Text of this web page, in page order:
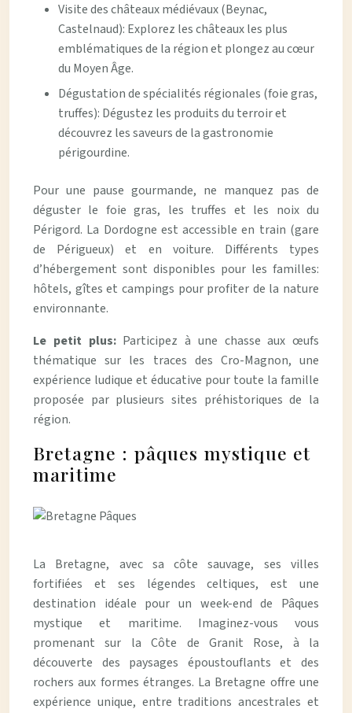
Visite des châteaux médiévaux (Beynac,
Castelnaud): Explorez les châteaux les plus
emblématiques de la région et plongez au cœur
du Moyen Âge.
Dégustation de spécialités régionales (foie gras,
truffes): Dégustez les produits du terroir et
découvrez les saveurs de la gastronomie
périgourdine.
Pour une pause gourmande, ne manquez pas de
déguster le foie gras, les truffes et les noix du
Périgord. La Dordogne est accessible en train (gare
de Périgueux) et en voiture. Différents types
d’hébergement sont disponibles pour les familles:
hôtels, gîtes et campings pour profiter de la nature
environnante.
Le petit plus: Participez à une chasse aux œufs
thématique sur les traces des Cro-Magnon, une
expérience ludique et éducative pour toute la famille
proposée par plusieurs sites préhistoriques de la
région.
Bretagne : pâques mystique et
maritime
La Bretagne, avec sa côte sauvage, ses villes
fortifiées et ses légendes celtiques, est une
destination idéale pour un week-end de Pâques
mystique et maritime. Imaginez-vous vous
promenant sur la Côte de Granit Rose, à la
découverte des paysages époustouflants et des
rochers aux formes étranges. La Bretagne offre une
expérience unique, entre traditions ancestrales et